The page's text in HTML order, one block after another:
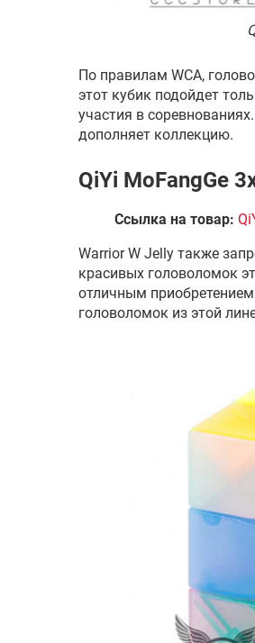
По правилам WCA,
этот кубик подойдет
участия в
дополняет коллекцию.
QiYi MoFangGe
Ссылка на товар:
Warrior W Jelly также
красивых головоломок
отличным
головоломок из этой